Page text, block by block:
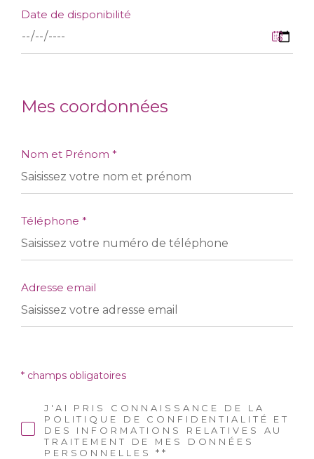
Date de disponibilité
Mes coordonnées
Nom et Prénom *
Téléphone *
Adresse email
* champs obligatoires
J'AI PRIS CONNAISSANCE DE LA
POLITIQUE DE CONFIDENTIALITÉ ET
DES INFORMATIONS RELATIVES AU
TRAITEMENT DE MES DONNÉES
PERSONNELLES **